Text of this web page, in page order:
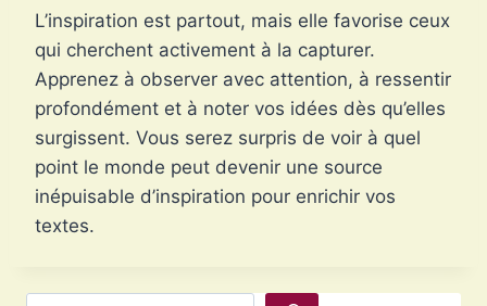
L’inspiration est partout, mais elle favorise ceux
qui cherchent activement à la capturer.
Apprenez à observer avec attention, à ressentir
profondément et à noter vos idées dès qu’elles
surgissent. Vous serez surpris de voir à quel
point le monde peut devenir une source
inépuisable d’inspiration pour enrichir vos
textes.